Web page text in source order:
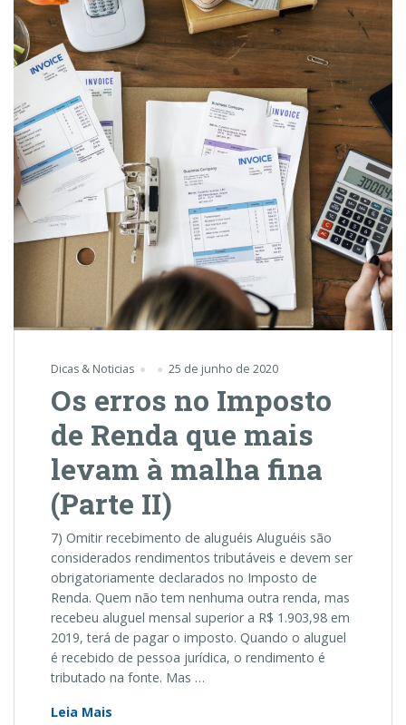
Dicas & Noticias 25 de junho de 2020
Os erros no Imposto
de Renda que mais
levam à malha fina
(Parte II)
7) Omitir recebimento de aluguéis Aluguéis são
considerados rendimentos tributáveis e devem ser
obrigatoriamente declarados no Imposto de
Renda. Quem não tem nenhuma outra renda, mas
recebeu aluguel mensal superior a R$ 1.903,98 em
2019, terá de pagar o imposto. Quando o aluguel
é recebido de pessoa jurídica, o rendimento é
tributado na fonte. Mas …
Leia Mais